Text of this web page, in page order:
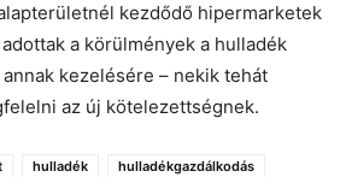
kezdődő hipermar­ketek
a kö­rülmények a hulladék
kezelésére – nekik tehát
az új köte­lezettségnek.
hulladék
hulladékgazdálkodás